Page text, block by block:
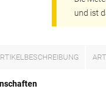
Impressum
Kontakt
und ist